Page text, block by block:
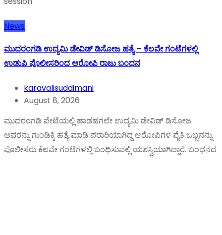
News
ಮುದರಂಗಡಿ ಉದ್ಯಮಿ ಡೇವಿಡ್ ಡಿಸೋಜ ಹತ್ಯೆ – ಕೆಲವೇ ಗಂಟೆಗಳಲ್ಲಿ
ಉಡುಪಿ ಪೊಲೀಸರಿಂದ ಆರೋಪಿ ರಾಜು ಬಂಧನ
karavalisuddimani
August 8, 2026
ಮುದರಂಗಡಿ ಪೇಟೆಯಲ್ಲಿ ಹಾಡಹಗಲೇ ಉದ್ಯಮಿ ಡೇವಿಡ್ ಡಿಸೋಜ
ಅವರನ್ನು ಗುಂಡಿಕ್ಕಿ ಹತ್ಯೆ ಮಾಡಿ ಪರಾರಿಯಾಗಿದ್ದ ಆರೋಪಿಗಳ ಪೈಕಿ ಒಬ್ಬನನ್ನು
ಪೊಲೀಸರು ಕೆಲವೇ ಗಂಟೆಗಳಲ್ಲಿ ಬಂಧಿಸುವಲ್ಲಿ ಯಶಸ್ವಿಯಾಗಿದ್ದಾರೆ. ಬಂಧನದ